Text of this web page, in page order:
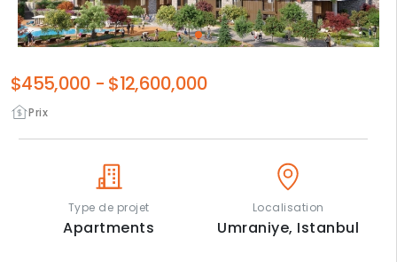
Prix
$455,000 - $12,600,000
Type de projet
Apartments
Localisation
Umraniye, Istanbul